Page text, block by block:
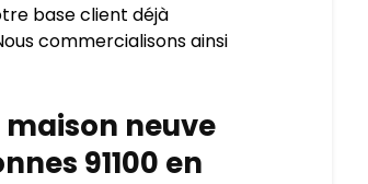
base client déjà
commercialisons ainsi
neuve
91100 en